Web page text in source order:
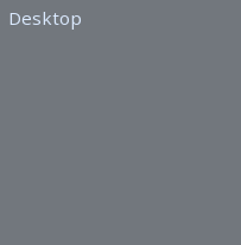
Desktop